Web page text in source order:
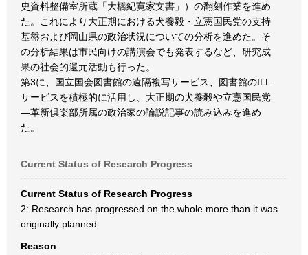
史資料整備室所蔵「大橋紀寛家文書」）の翻刻作業を進め
た。これにより大正期における犬養毅・立憲国民党の支持
基盤および岡山県の政治状況についての分析を進めた。そ
の分析結果は市民向けの講演会でも発表するなど、研究成
果の社会的還元活動も行った。
第3に、国立国会図書館の遠隔複写サービス、図書館のILL
サービスを積極的に活用し、大正期の犬養毅や立憲国民党
―革新倶楽部所属の政治家の論説記事の読み込みを進め
た。
Current Status of Research Progress
Current Status of Research Progress
2: Research has progressed on the whole more than it was
originally planned.
Reason